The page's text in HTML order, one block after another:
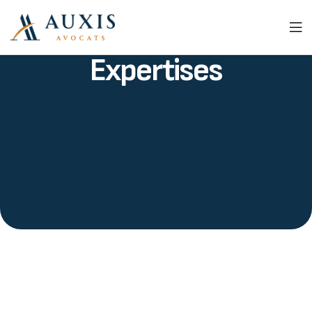
Expertises